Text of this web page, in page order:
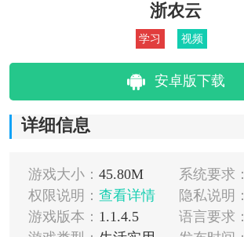
浙农云
学习 视频
安卓版下载
详细信息
游戏大小： 45.80M 系统要求：
权限说明： 查看详情 隐私说明：
游戏版本： 1.1.4.5 语言要求：